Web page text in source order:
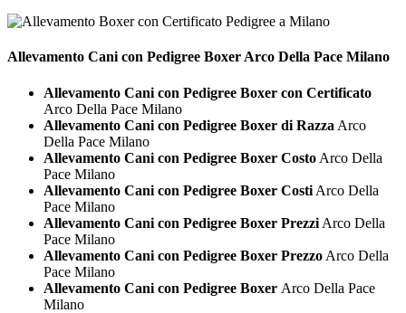
Allevamento Cani con Pedigree Boxer Arco Della Pace Milano
Allevamento Cani con Pedigree Boxer con Certificato
Arco Della Pace Milano
Allevamento Cani con Pedigree Boxer di Razza Arco
Della Pace Milano
Allevamento Cani con Pedigree Boxer Costo Arco Della
Pace Milano
Allevamento Cani con Pedigree Boxer Costi Arco Della
Pace Milano
Allevamento Cani con Pedigree Boxer Prezzi Arco Della
Pace Milano
Allevamento Cani con Pedigree Boxer Prezzo Arco Della
Pace Milano
Allevamento Cani con Pedigree Boxer Arco Della Pace
Milano